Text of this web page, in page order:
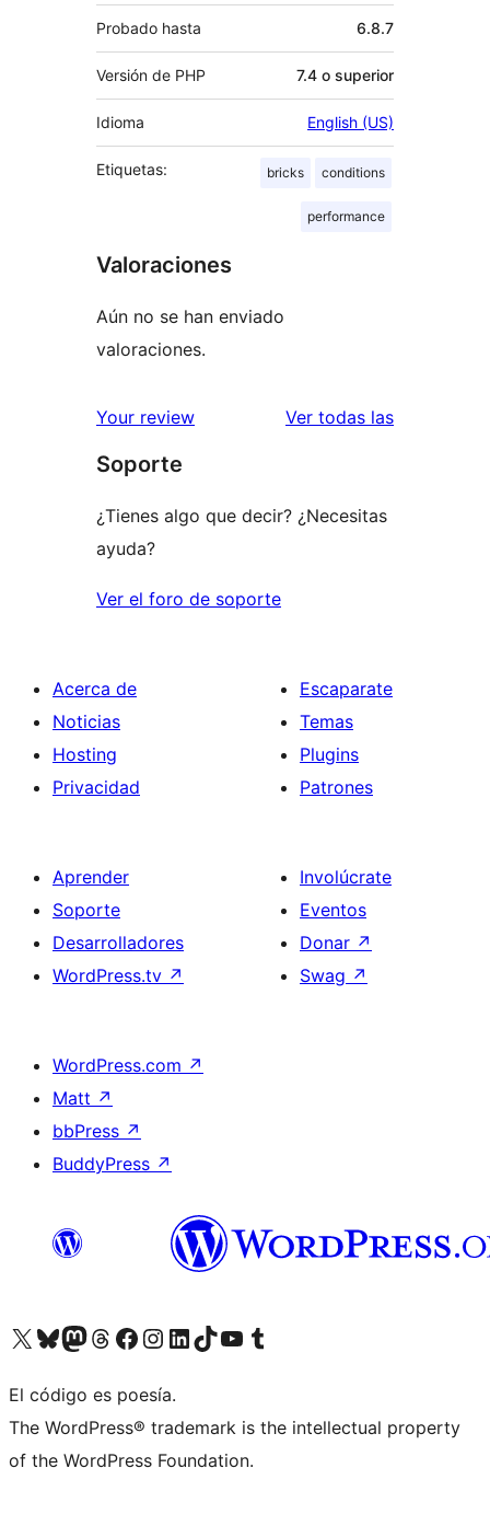
Probado hasta 6.8.7
Versión de PHP 7.4 o superior
Idioma English (US)
Etiquetas: bricks conditions
performance
Valoraciones
Aún no se han enviado
valoraciones.
Your review Ver todas las
Soporte
¿Tienes algo que decir? ¿Necesitas
ayuda?
Ver el foro de soporte
Acerca de
Noticias
Hosting
Privacidad
Escaparate
Temas
Plugins
Patrones
Aprender
Soporte
Desarrolladores
WordPress.tv ↗
Involúcrate
Eventos
Donar ↗
Swag ↗
WordPress.com ↗
Matt ↗
bbPress ↗
BuddyPress ↗
Visita nuestra cuenta de X (anteriormente Twitter)
Visita nuestra cuenta de Bluesky
Visita nuestra cuenta de Mastodon
Visita nuestra cuenta de Threads
Visita nuestra página de Facebook
Visita nuestra cuenta de Instagram
Visita nuestra cuenta de LinkedIn
Visita nuestra cuenta de TikTok
Visita nuestro canal de YouTube
Visita nuestra cuenta de Tumblr
El código es poesía.
The WordPress® trademark is the intellectual property
of the WordPress Foundation.